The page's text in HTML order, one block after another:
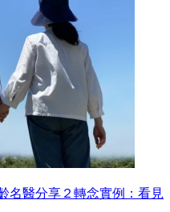
名醫分享２轉念實例：看見